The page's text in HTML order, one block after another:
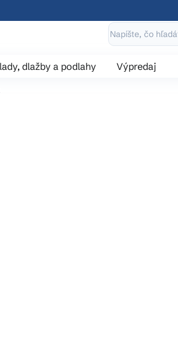
dlažby a podlahy Výpredaj